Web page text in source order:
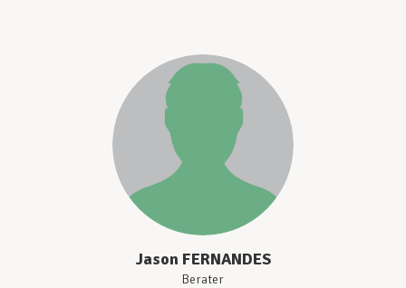
Jason FERNANDES
Berater